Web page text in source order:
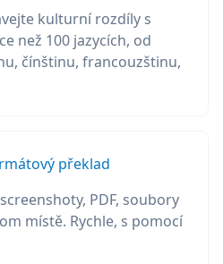
kulturní rozdíly s
než 100 jazycích, od
čínštinu, francouzštinu,
překlad
PDF, soubory
místě. Rychle, s pomocí